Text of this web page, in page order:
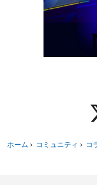
ホーム › コミュニティ › コ